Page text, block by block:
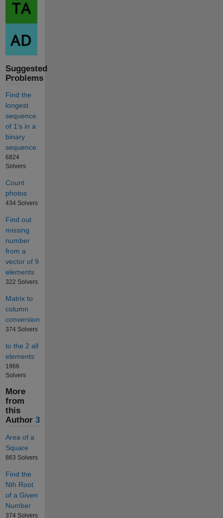
Suggested
Problems
Find the
longest
sequence
of 1's in a
binary
sequence.
6824
Solvers
Count
photos
434 Solvers
Find out
missing
number
from a
vector of 9
elements
322 Solvers
Matrix to
column
conversion
374 Solvers
to the 2 all
elements
1966
Solvers
More
from
this
Author 3
Area of a
Square
863 Solvers
Find the
Nth Root
of a Given
Number
374 Solvers